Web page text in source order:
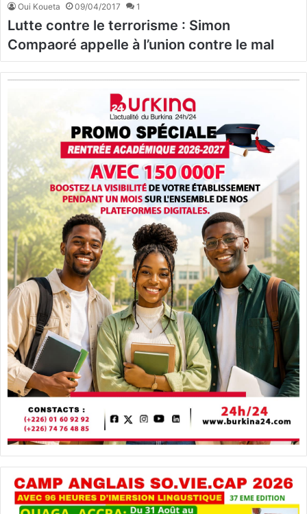
Oui Koueta 09/04/2017 1
Lutte contre le terrorisme : Simon
Compaoré appelle à l’union contre le mal